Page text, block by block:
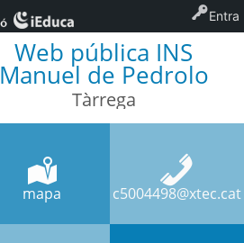
Web pública INS
Manuel de Pedrolo
Tàrrega
mapa c5004498@xtec.cat
Entra